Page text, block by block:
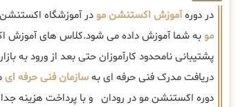
در دورهآموزش اکستنشن مودر آموزشگاه
موبه شما آموزش داده می شود.کلاس های آموزش
پشتیبانی نامحدود کارآموزان حتی بعد از ورود به
دریافت مدرک فنی حرفه ای بهسازمان فنی حرفه ای
دوره اکستنشن مو در رودان و با پرداخت هزینه